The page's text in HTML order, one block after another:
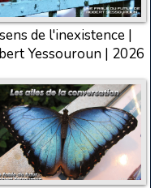
de l'inexistence |
Yessouroun | 2026